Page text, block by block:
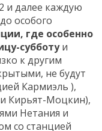
и далее каждую
особого
где особенно
субботуи
к другим
не будут
Кармиэль ),
Кирьят-Моцкин),
Нетания и
со станцией